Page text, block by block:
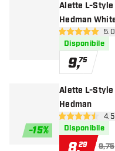
Alette L-Style
Hedman
apri
5 stelle di 5.0
Disponibile
9,75
-15%
Alette L-Style
Hedman
apri
4.5 stelle di 4.5
Disponibile
29 9,75